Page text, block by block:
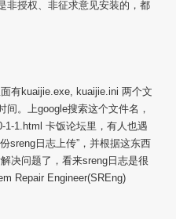
非授权、非征求意见安装的，都
有kuaijie.exe, kuaijie.ini 两个文
。上google搜索这个文件名，
1-1.html 卡饭论坛里，有人也遇
sreng日志上传”，并根据这东西
决问题了，看来sreng日志是很
Repair Engineer(SREng)